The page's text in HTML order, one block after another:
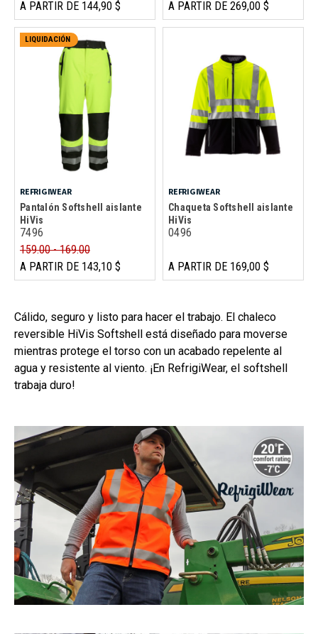
A PARTIR DE 144,90 $ A PARTIR DE 269,00 $
LIQUIDACIÓN
REFRIGIWEAR
Pantalón Softshell aislante
HiVis
7496
159.00 - 169.00
A PARTIR DE 143,10 $
REFRIGIWEAR
Chaqueta Softshell aislante
HiVis
0496
A PARTIR DE 169,00 $
Cálido, seguro y listo para hacer el trabajo. El chaleco
reversible HiVis Softshell está diseñado para moverse
mientras protege el torso con un acabado repelente al
agua y resistente al viento. ¡En RefrigiWear, el softshell
trabaja duro!